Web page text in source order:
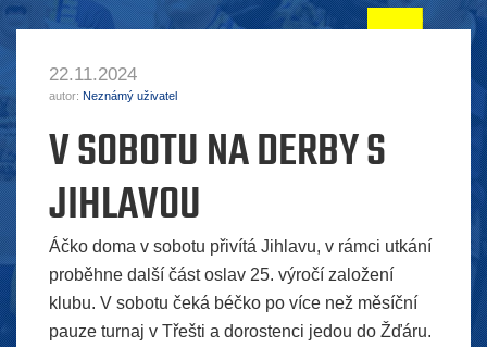
22.11.2024
autor: Neznámý uživatel
V SOBOTU NA DERBY S
JIHLAVOU
Áčko doma v sobotu přivítá Jihlavu, v rámci utkání
proběhne další část oslav 25. výročí založení
klubu. V sobotu čeká béčko po více než měsíční
pauze turnaj v Třešti a dorostenci jedou do Žďáru.